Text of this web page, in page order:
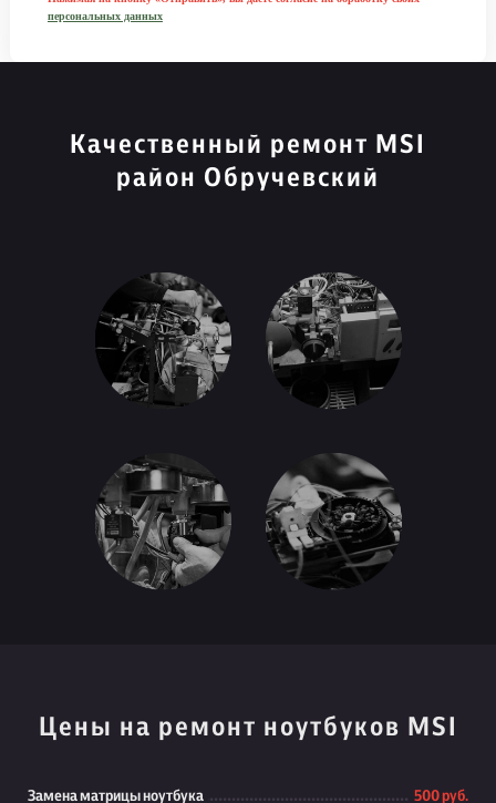
персональных данных
Качественный ремонт MSI
район Обручевский
Цены на ремонт ноутбуков MSI
Замена матрицы ноутбука 500 руб.